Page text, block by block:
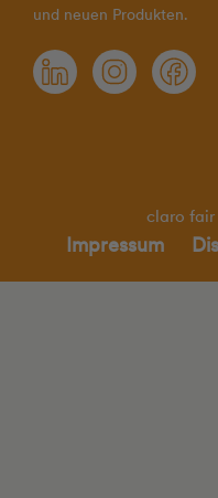
und neuen Produkten.
claro
Impressum